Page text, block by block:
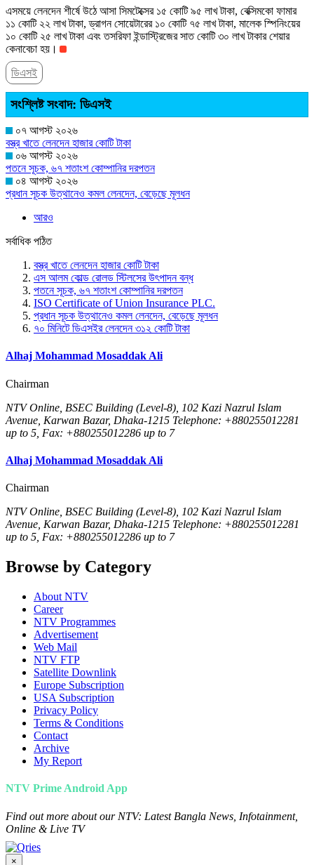
এসময়ে লেনদেন শীর্ষে উঠে আসা সিমটেক্সের ১৫ কোটি ৯৫ লাখ টাকা, বেক্সিমকো ফামার
১১ কোটি ২২ লাখ টাকা, ড্রাগন সোয়েটারের ১০ কোটি ৭৫ লাখ টাকা, মালেক স্পিনিংয়ের
১০ কোটি ২৫ লাখ টাকা এবং তসরিফা ইন্ডাস্ট্রিজের সাত কোটি ৩০ লাখ টাকার শেয়ার
কেনাবেচা হয়।
ডিএসই
সংশ্লিষ্ট সংবাদ: ডিএসই
০৭ আগস্ট ২০২৬
বস্ত্র খাতে লেনদেন হাজার কোটি টাকা
০৬ আগস্ট ২০২৬
পতনে সূচক, ৬৭ শতাংশ কোম্পানির দরপতন
০৪ আগস্ট ২০২৬
প্রধান সূচক উত্থানেও কমল লেনদেন, বেড়েছে মূলধন
আরও
সর্বাধিক পঠিত
বস্ত্র খাতে লেনদেন হাজার কোটি টাকা
এস আলম কোল্ড রোলড স্টিলসের উৎপাদন বন্ধ
পতনে সূচক, ৬৭ শতাংশ কোম্পানির দরপতন
ISO Certificate of Union Insurance PLC.
প্রধান সূচক উত্থানেও কমল লেনদেন, বেড়েছে মূলধন
৭০ মিনিটে ডিএসইর লেনদেন ৩১২ কোটি টাকা
Alhaj Mohammad Mosaddak Ali
Chairman
NTV Online, BSEC Building (Level-8), 102 Kazi Nazrul Islam
Avenue, Karwan Bazar, Dhaka-1215 Telephone: +880255012281
up to 5, Fax: +880255012286 up to 7
Alhaj Mohammad Mosaddak Ali
Chairman
NTV Online, BSEC Building (Level-8), 102 Kazi Nazrul Islam
Avenue, Karwan Bazar, Dhaka-1215 Telephone: +880255012281
up to 5, Fax: +880255012286 up to 7
Browse by Category
About NTV
Career
NTV Programmes
Advertisement
Web Mail
NTV FTP
Satellite Downlink
Europe Subscription
USA Subscription
Privacy Policy
Terms & Conditions
Contact
Archive
My Report
NTV Prime Android App
Find out more about our NTV: Latest Bangla News, Infotainment,
Online & Live TV
×